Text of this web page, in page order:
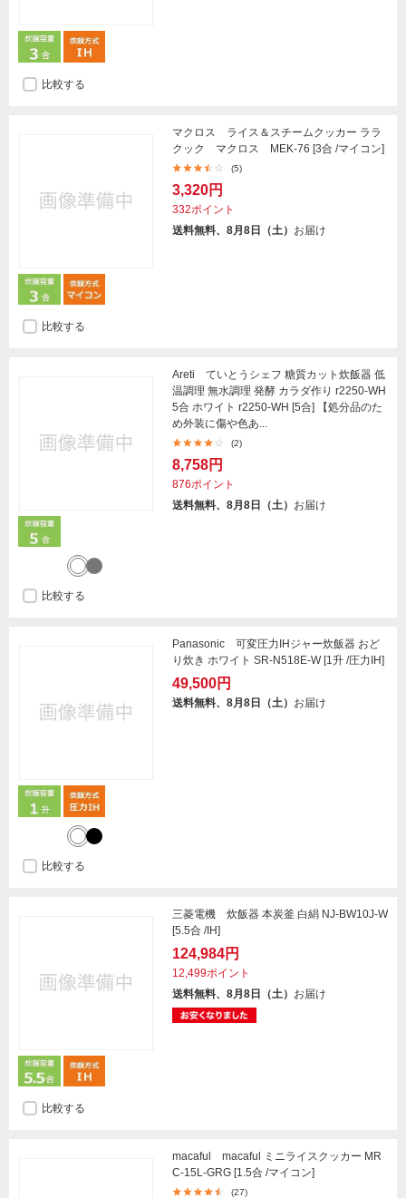
比較する
マクロス ライス＆スチームクッカー ララ
クック マクロス MEK-76 [3合 /マイコン]
(5)
3,320円
332ポイント
送料無料、8月8日（土） お届け
比較する
Areti ていとうシェフ 糖質カット炊飯器 低
温調理 無水調理 発酵 カラダ作り r2250-WH
5合 ホワイト r2250-WH [5合] 【処分品のた
め外装に傷や色あ...
(2)
8,758円
876ポイント
送料無料、8月8日（土） お届け
比較する
Panasonic 可変圧力IHジャー炊飯器 おど
り炊き ホワイト SR-N518E-W [1升 /圧力IH]
49,500円
送料無料、8月8日（土） お届け
比較する
三菱電機 炊飯器 本炭釜 白絹 NJ-BW10J-W
[5.5合 /IH]
124,984円
12,499ポイント
送料無料、8月8日（土） お届け
比較する
macaful macaful ミニライスクッカー MR
C-15L-GRG [1.5合 /マイコン]
(27)